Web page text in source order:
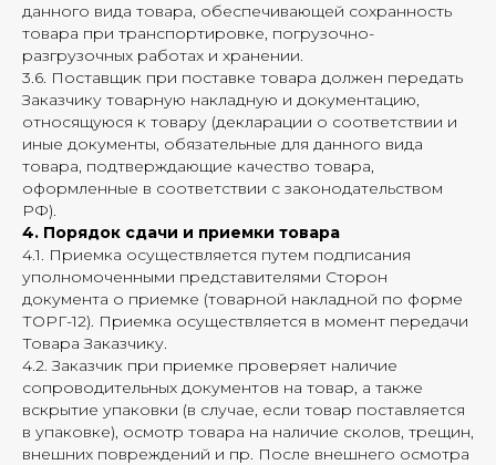
данного вида товара, обеспечивающей сохранность
товара при транспортировке, погрузочно-
разгрузочных работах и хранении.
3.6. Поставщик при поставке товара должен передать
Заказчику товарную накладную и документацию,
относящуюся к товару (декларации о соответствии и
иные документы, обязательные для данного вида
товара, подтверждающие качество товара,
оформленные в соответствии с законодательством
РФ).
4. Порядок сдачи и приемки товара
4.1. Приемка осуществляется путем подписания
уполномоченными представителями Сторон
документа о приемке (товарной накладной по форме
ТОРГ-12). Приемка осуществляется в момент передачи
Товара Заказчику.
4.2. Заказчик при приемке проверяет наличие
сопроводительных документов на товар, а также
вскрытие упаковки (в случае, если товар поставляется
в упаковке), осмотр товара на наличие сколов, трещин,
внешних повреждений и пр. После внешнего осмотра